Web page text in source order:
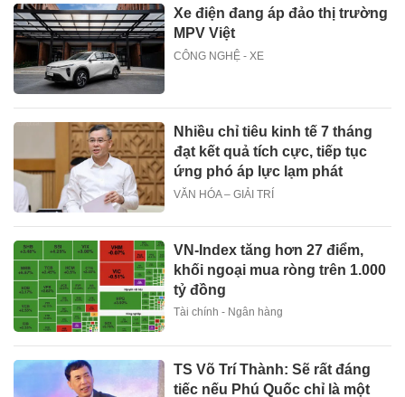
Xe điện đang áp đảo thị trường
MPV Việt
CÔNG NGHỆ - XE
Nhiều chỉ tiêu kinh tế 7 tháng
đạt kết quả tích cực, tiếp tục
ứng phó áp lực lạm phát
VĂN HÓA – GIẢI TRÍ
VN-Index tăng hơn 27 điểm,
khối ngoại mua ròng trên 1.000
tỷ đồng
Tài chính - Ngân hàng
TS Võ Trí Thành: Sẽ rất đáng
tiếc nếu Phú Quốc chỉ là một